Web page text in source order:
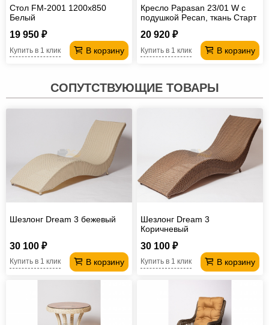
Стол FM-2001 1200х850
Белый
19 950 ₽
В корзину
Купить в 1 клик
Кресло Papasan 23/01 W с
подушкой Pecan, ткань Старт
20 920 ₽
В корзину
Купить в 1 клик
СОПУТСТВУЮЩИЕ ТОВАРЫ
Шезлонг Dream 3 бежевый
30 100 ₽
В корзину
Купить в 1 клик
Шезлонг Dream 3
Коричневый
30 100 ₽
В корзину
Купить в 1 клик